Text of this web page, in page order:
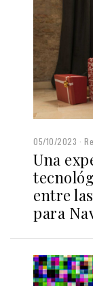
05/10/2023
Una
entre
para